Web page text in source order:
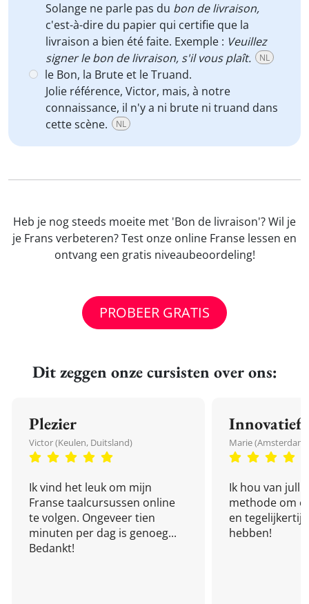
Solange ne parle pas du bon de livraison,
c'est-à-dire du papier qui certifie que la
livraison a bien été faite. Exemple : Veuillez
signer le bon de livraison, s'il vous plaît.
NL
le Bon, la Brute et le Truand.
Jolie référence, Victor, mais, à notre
connaissance, il n'y a ni brute ni truand dans
cette scène.
NL
Heb je nog steeds moeite met 'Bon de livraison'? Wil je
je Frans verbeteren? Test onze online Franse lessen en
ontvang een gratis niveaubeoordeling!
PROBEER GRATIS
Dit zeggen onze cursisten over ons:
Plezier
Victor (Keulen, Duitsland)
Ik vind het leuk om mijn
Franse taalcursussen online
te volgen. Ongeveer tien
minuten per dag is genoeg...
Bedankt!
Innovatief
Marie
Ik hou van
methode om
en
hebben!